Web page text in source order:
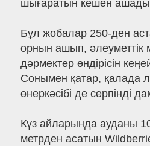
шығаратын кешен
Бұл жобалар 250-ден
орнын ашып, әлеуметтік
дәрмектер өндірісін
Сонымен қатар, қалада
өнеркәсібі де серпінді
Күз айларында ауданы
метрден асатын